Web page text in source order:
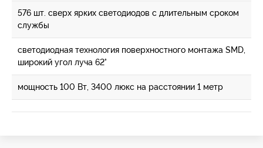
576 шт. сверх ярких светодиодов с длительным сроком
службы
светодиодная технология поверхностного монтажа SMD,
широкий угол луча 62°
мощность 100 Вт, 3400 люкс на расстоянии 1 метр